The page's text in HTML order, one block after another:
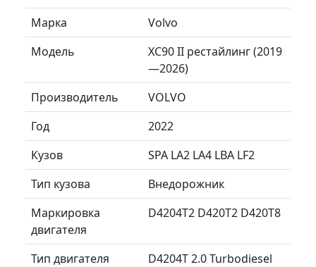
Марка
Volvo
Модель
XC90 II рестайлинг (2019
—2026)
Производитель
VOLVO
Год
2022
Кузов
SPA LA2 LA4 LBA LF2
Тип кузова
Внедорожник
Маркировка
двигателя
D4204T2 D420T2 D420T8
Тип двигателя
D4204T 2.0 Turbodiesel